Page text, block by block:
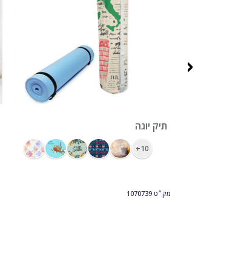
תיק יוגה
10+
מק״ט1070739
‹